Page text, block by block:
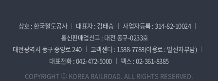
상호 : 한국철도공사 대표자 : 김태승
사업자등록 : 314-82-10024
통신판매업신고 : 대전 동구-0233호
대전광역시 동구 중앙로 240
고객센터 : 1588-7788(이용료 : 발신자부담)
대표전화 : 042-472-5000
팩스 : 02-361-8385
COPYRIGHT ⓒ KOREA RAILROAD. ALL RIGHTS RESERVED.